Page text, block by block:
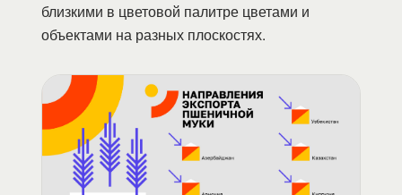
близкими в цветовой палитре цветами и
объектами на разных плоскостях.